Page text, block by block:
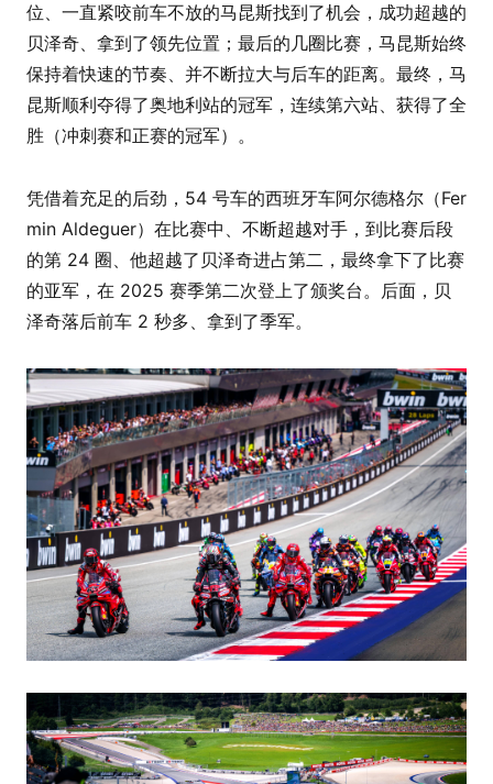
位、一直紧咬前车不放的马昆斯找到了机会，成功超越的
贝泽奇、拿到了领先位置；最后的几圈比赛，马昆斯始终
保持着快速的节奏、并不断拉大与后车的距离。最终，马
昆斯顺利夺得了奥地利站的冠军，连续第六站、获得了全
胜（冲刺赛和正赛的冠军）。
凭借着充足的后劲，54 号车的西班牙车阿尔德格尔（Fer
min Aldeguer）在比赛中、不断超越对手，到比赛后段
的第 24 圈、他超越了贝泽奇进占第二，最终拿下了比赛
的亚军，在 2025 赛季第二次登上了颁奖台。后面，贝
泽奇落后前车 2 秒多、拿到了季军。